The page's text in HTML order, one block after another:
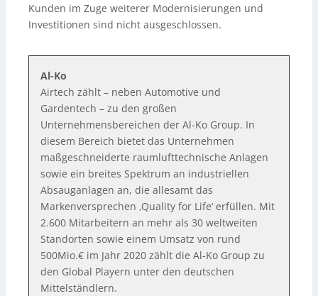
Kunden im Zuge weiterer Modernisierungen und
Investitionen sind nicht ausgeschlossen.
Al-Ko
Airtech zählt – neben Automotive und
Gardentech – zu den großen
Unternehmensbereichen der Al-Ko Group. In
diesem Bereich bietet das Unternehmen
maßgeschneiderte raumlufttechnische Anlagen
sowie ein breites Spektrum an industriellen
Absauganlagen an, die allesamt das
Markenversprechen ‚Quality for Life‘ erfüllen. Mit
2.600 Mitarbeitern an mehr als 30 weltweiten
Standorten sowie einem Umsatz von rund
500Mio.€ im Jahr 2020 zählt die Al-Ko Group zu
den Global Playern unter den deutschen
Mittelständlern.